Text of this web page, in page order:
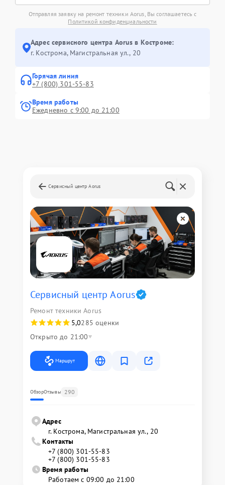
Отправляя заявку на ремонт техники Aorus, Вы соглашаетесь с
Политикой конфиденциальности
Адрес сервисного центра Aorus в Костроме:
г. Кострома, Магистральная ул., 20
Горячая линия
+7 (800) 301-55-83
Время работы
Ежедневно с 9:00 до 21:00
Сервисный центр Aorus
Сервисный центр Aorus
Ремонт техники Aorus
5,0285 оценки
Открыто до 21:00
Маршрут
ОбзорОтзывы 290
Адрес
г. Кострома, Магистральная ул., 20
Контакты
+7 (800) 301-55-83
+7 (800) 301-55-83
Время работы
Работаем с 09:00 до 21:00